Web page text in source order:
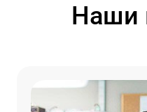
Наши